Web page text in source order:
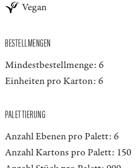
Vegan
BESTELLMENGEN
Mindestbestellmenge: 6
Einheiten pro Karton: 6
PALETTIERUNG
Anzahl Ebenen pro Palett: 6
Anzahl Kartons pro Palett: 150